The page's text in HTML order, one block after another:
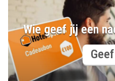
Wie geef jij een